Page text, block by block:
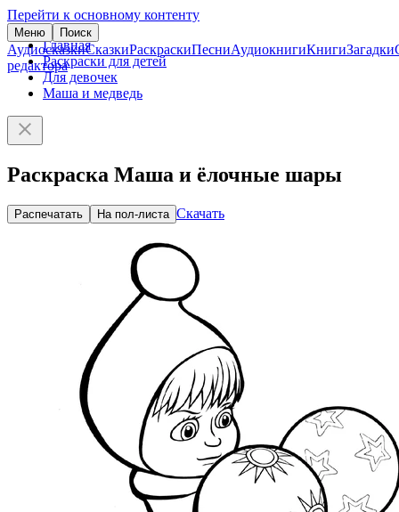
Перейти к основному контенту
Меню Поиск
АудиосказкиСказкиРаскраскиПесниАудиокнигиКнигиЗагадки
редактора
Главная
Раскраски для детей
Для девочек
Маша и медведь
Раскраска Маша и ёлочные шары
Распечатать На пол-листа Скачать